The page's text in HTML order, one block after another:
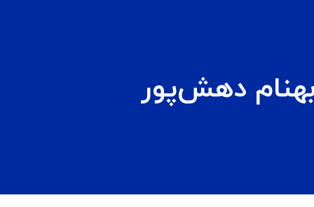
بهنام دهش‌پور